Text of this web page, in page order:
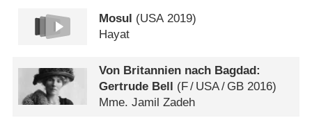
Mosul (USA2019)
Hayat
Von Britannien nach Bagdad:
Gertrude Bell (F/ USA/ GB 2016)
Mme. Jamil Zadeh